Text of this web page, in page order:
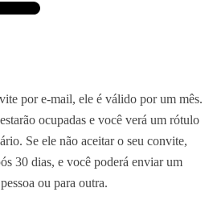
por e-mail, ele é válido por um mês.
ocupadas e você verá um rótulo
Se ele não aceitar o seu convite,
30 dias, e você poderá enviar um
ou para outra.